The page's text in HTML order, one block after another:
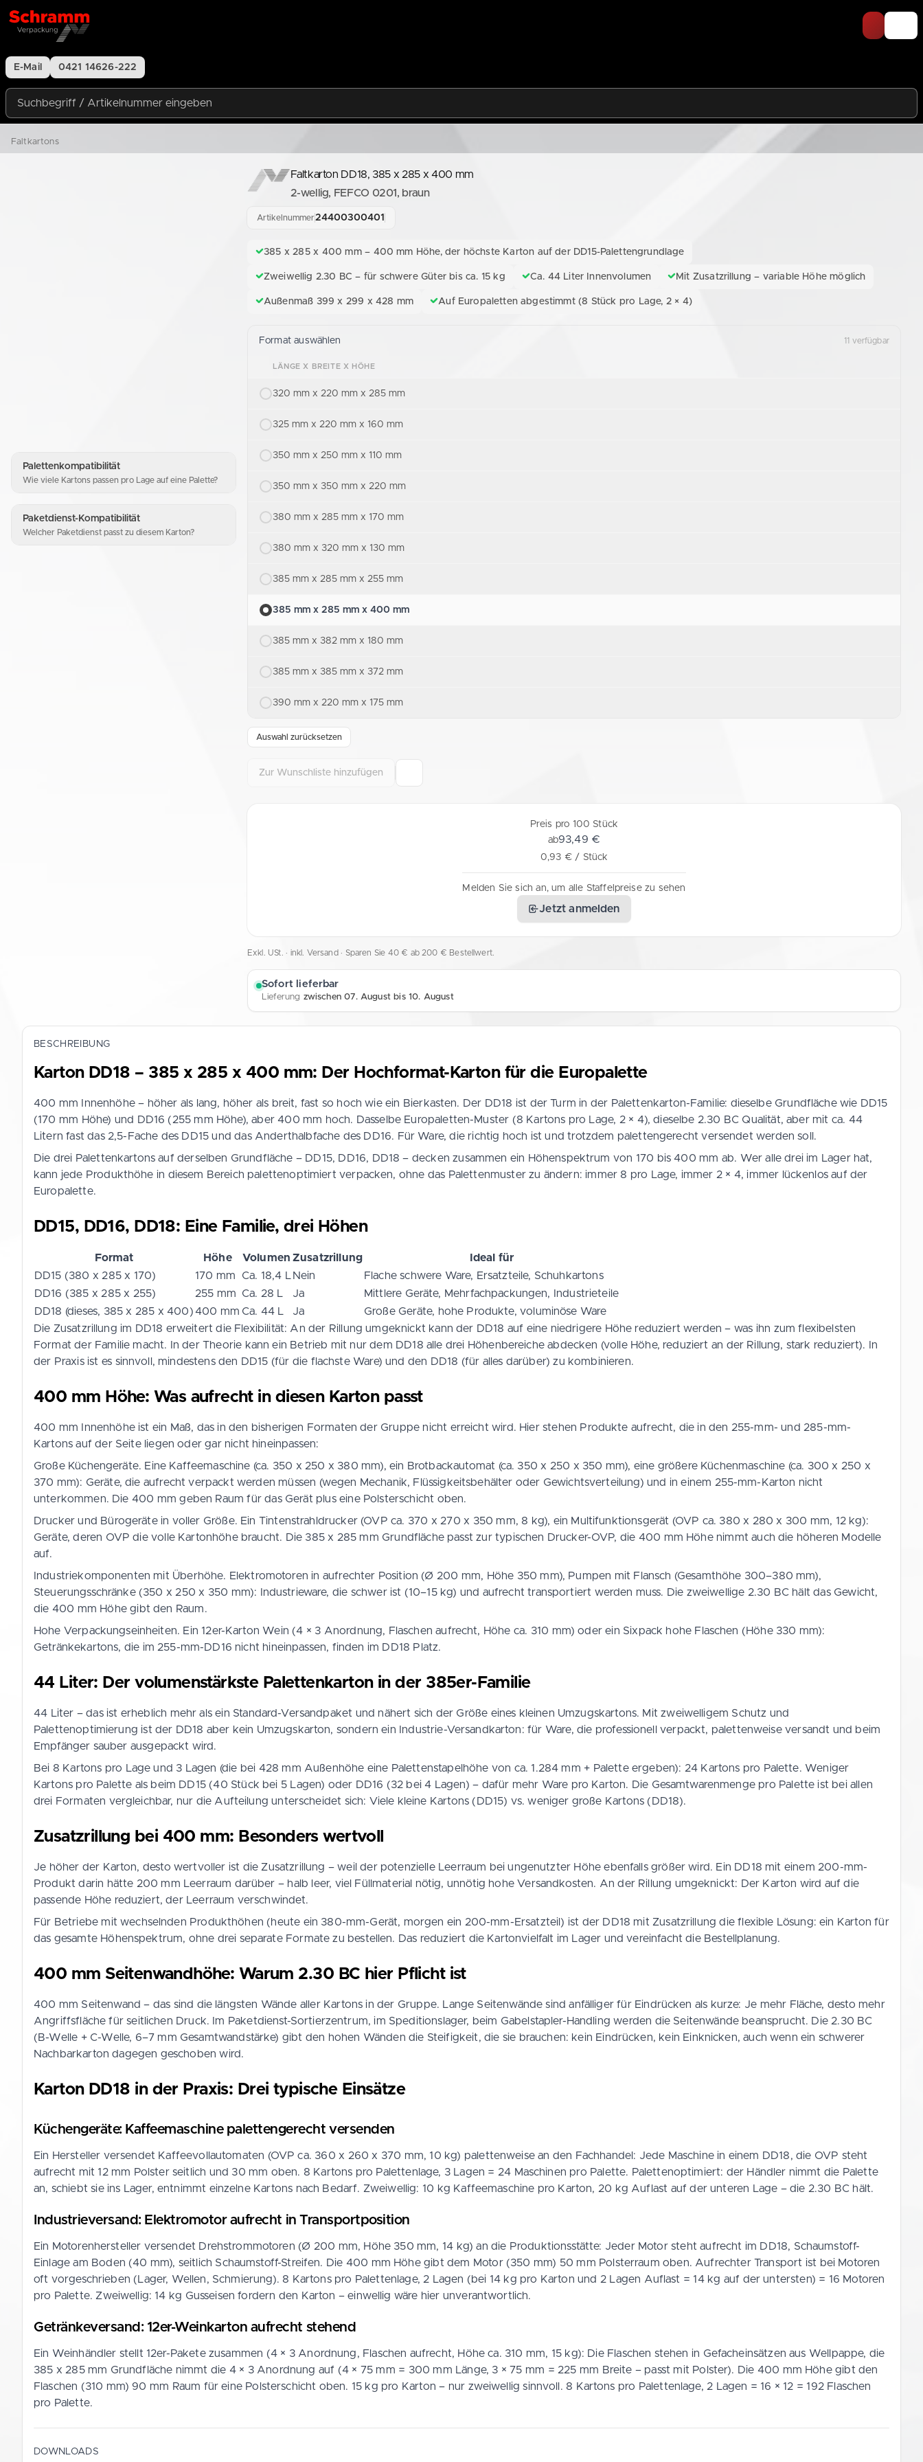
E-Mail 0421 14626-222
Suchbegriff / Artikelnummer eingeben
Faltkartons
Palettenkompatibilität
Wie viele Kartons passen pro Lage auf eine Palette?
Paketdienst-Kompatibilität
Welcher Paketdienst passt zu diesem Karton?
Faltkarton DD18, 385 x 285 x 400 mm
2-wellig, FEFCO 0201, braun
Artikelnummer24400300401
385 x 285 x 400 mm – 400 mm Höhe, der höchste Karton auf der DD15-Palettengrundlage
Zweiwellig 2.30 BC – für schwere Güter bis ca. 15 kg Ca. 44 Liter Innenvolumen Mit Zusatzrillung – variable Höhe möglich
Außenmaß 399 x 299 x 428 mm Auf Europaletten abgestimmt (8 Stück pro Lage, 2 × 4)
Format auswählen 11 verfügbar
LÄNGE X BREITE X HÖHE
320 mm x 220 mm x 285 mm
325 mm x 220 mm x 160 mm
350 mm x 250 mm x 110 mm
350 mm x 350 mm x 220 mm
380 mm x 285 mm x 170 mm
380 mm x 320 mm x 130 mm
385 mm x 285 mm x 255 mm
385 mm x 285 mm x 400 mm
385 mm x 382 mm x 180 mm
385 mm x 385 mm x 372 mm
390 mm x 220 mm x 175 mm
Auswahl zurücksetzen
Zur Wunschliste hinzufügen
Preis pro 100 Stück
ab93,49 €
0,93 € / Stück
Melden Sie sich an, um alle Staffelpreise zu sehen
Jetzt anmelden
Exkl. USt. · inkl. Versand· Sparen Sie 40 € ab 200 € Bestellwert.
Sofort lieferbar
Lieferung zwischen 07. August bis 10. August
BESCHREIBUNG
Karton DD18 – 385 x 285 x 400 mm: Der Hochformat-Karton für die Europalette
400 mm Innenhöhe – höher als lang, höher als breit, fast so hoch wie ein Bierkasten. Der DD18 ist der Turm in der Palettenkarton-Familie: dieselbe Grundfläche wie DD15
(170 mm Höhe) und DD16 (255 mm Höhe), aber 400 mm hoch. Dasselbe Europaletten-Muster (8 Kartons pro Lage, 2 × 4), dieselbe 2.30 BC Qualität, aber mit ca. 44
Litern fast das 2,5-Fache des DD15 und das Anderthalbfache des DD16. Für Ware, die richtig hoch ist und trotzdem palettengerecht versendet werden soll.
Die drei Palettenkartons auf derselben Grundfläche – DD15, DD16, DD18 – decken zusammen ein Höhenspektrum von 170 bis 400 mm ab. Wer alle drei im Lager hat,
kann jede Produkthöhe in diesem Bereich palettenoptimiert verpacken, ohne das Palettenmuster zu ändern: immer 8 pro Lage, immer 2 × 4, immer lückenlos auf der
Europalette.
DD15, DD16, DD18: Eine Familie, drei Höhen
Format Höhe Volumen Zusatzrillung
Ideal für
DD15 (380 x 285 x 170)
170 mm Ca. 18,4 L Nein
Flache schwere Ware, Ersatzteile, Schuhkartons
DD16 (385 x 285 x 255)
255 mm Ca. 28 L Ja
Mittlere Geräte, Mehrfachpackungen, Industrieteile
DD18 (dieses, 385 x 285 x 400)400 mm Ca. 44 L Ja
Große Geräte, hohe Produkte, voluminöse Ware
Die Zusatzrillung im DD18 erweitert die Flexibilität: An der Rillung umgeknickt kann der DD18 auf eine niedrigere Höhe reduziert werden – was ihn zum flexibelsten
Format der Familie macht. In der Theorie kann ein Betrieb mit nur dem DD18 alle drei Höhenbereiche abdecken (volle Höhe, reduziert an der Rillung, stark reduziert). In
der Praxis ist es sinnvoll, mindestens den DD15 (für die flachste Ware) und den DD18 (für alles darüber) zu kombinieren.
400 mm Höhe: Was aufrecht in diesen Karton passt
400 mm Innenhöhe ist ein Maß, das in den bisherigen Formaten der Gruppe nicht erreicht wird. Hier stehen Produkte aufrecht, die in den 255-mm- und 285-mm-
Kartons auf der Seite liegen oder gar nicht hineinpassen:
Große Küchengeräte. Eine Kaffeemaschine (ca. 350 x 250 x 380 mm), ein Brotbackautomat (ca. 350 x 250 x 350 mm), eine größere Küchenmaschine (ca. 300 x 250 x
370 mm): Geräte, die aufrecht verpackt werden müssen (wegen Mechanik, Flüssigkeitsbehälter oder Gewichtsverteilung) und in einem 255-mm-Karton nicht
unterkommen. Die 400 mm geben Raum für das Gerät plus eine Polsterschicht oben.
Drucker und Bürogeräte in voller Größe. Ein Tintenstrahldrucker (OVP ca. 370 x 270 x 350 mm, 8 kg), ein Multifunktionsgerät (OVP ca. 380 x 280 x 300 mm, 12 kg):
Geräte, deren OVP die volle Kartonhöhe braucht. Die 385 x 285 mm Grundfläche passt zur typischen Drucker-OVP, die 400 mm Höhe nimmt auch die höheren Modelle
auf.
Industriekomponenten mit Überhöhe. Elektromotoren in aufrechter Position (Ø 200 mm, Höhe 350 mm), Pumpen mit Flansch (Gesamthöhe 300–380 mm),
Steuerungsschränke (350 x 250 x 350 mm): Industrieware, die schwer ist (10–15 kg) und aufrecht transportiert werden muss. Die zweiwellige 2.30 BC hält das Gewicht,
die 400 mm Höhe gibt den Raum.
Hohe Verpackungseinheiten. Ein 12er-Karton Wein (4 × 3 Anordnung, Flaschen aufrecht, Höhe ca. 310 mm) oder ein Sixpack hohe Flaschen (Höhe 330 mm):
Getränkekartons, die im 255-mm-DD16 nicht hineinpassen, finden im DD18 Platz.
44 Liter: Der volumenstärkste Palettenkarton in der 385er-Familie
44 Liter – das ist erheblich mehr als ein Standard-Versandpaket und nähert sich der Größe eines kleinen Umzugskartons. Mit zweiwelligem Schutz und
Palettenoptimierung ist der DD18 aber kein Umzugskarton, sondern ein Industrie-Versandkarton: für Ware, die professionell verpackt, palettenweise versandt und beim
Empfänger sauber ausgepackt wird.
Bei 8 Kartons pro Lage und 3 Lagen (die bei 428 mm Außenhöhe eine Palettenstapelhöhe von ca. 1.284 mm + Palette ergeben): 24 Kartons pro Palette. Weniger
Kartons pro Palette als beim DD15 (40 Stück bei 5 Lagen) oder DD16 (32 bei 4 Lagen) – dafür mehr Ware pro Karton. Die Gesamtwarenmenge pro Palette ist bei allen
drei Formaten vergleichbar, nur die Aufteilung unterscheidet sich: Viele kleine Kartons (DD15) vs. weniger große Kartons (DD18).
Zusatzrillung bei 400 mm: Besonders wertvoll
Je höher der Karton, desto wertvoller ist die Zusatzrillung – weil der potenzielle Leerraum bei ungenutzter Höhe ebenfalls größer wird. Ein DD18 mit einem 200-mm-
Produkt darin hätte 200 mm Leerraum darüber – halb leer, viel Füllmaterial nötig, unnötig hohe Versandkosten. An der Rillung umgeknickt: Der Karton wird auf die
passende Höhe reduziert, der Leerraum verschwindet.
Für Betriebe mit wechselnden Produkthöhen (heute ein 380-mm-Gerät, morgen ein 200-mm-Ersatzteil) ist der DD18 mit Zusatzrillung die flexible Lösung: ein Karton für
das gesamte Höhenspektrum, ohne drei separate Formate zu bestellen. Das reduziert die Kartonvielfalt im Lager und vereinfacht die Bestellplanung.
400 mm Seitenwandhöhe: Warum 2.30 BC hier Pflicht ist
400 mm Seitenwand – das sind die längsten Wände aller Kartons in der Gruppe. Lange Seitenwände sind anfälliger für Eindrücken als kurze: Je mehr Fläche, desto mehr
Angriffsfläche für seitlichen Druck. Im Paketdienst-Sortierzentrum, im Speditionslager, beim Gabelstapler-Handling werden die Seitenwände beansprucht. Die 2.30 BC
(B-Welle + C-Welle, 6–7 mm Gesamtwandstärke) gibt den hohen Wänden die Steifigkeit, die sie brauchen: kein Eindrücken, kein Einknicken, auch wenn ein schwerer
Nachbarkarton dagegen geschoben wird.
Karton DD18 in der Praxis: Drei typische Einsätze
Küchengeräte: Kaffeemaschine palettengerecht versenden
Ein Hersteller versendet Kaffeevollautomaten (OVP ca. 360 x 260 x 370 mm, 10 kg) palettenweise an den Fachhandel: Jede Maschine in einem DD18, die OVP steht
aufrecht mit 12 mm Polster seitlich und 30 mm oben. 8 Kartons pro Palettenlage, 3 Lagen = 24 Maschinen pro Palette. Palettenoptimiert: der Händler nimmt die Palette
an, schiebt sie ins Lager, entnimmt einzelne Kartons nach Bedarf. Zweiwellig: 10 kg Kaffeemaschine pro Karton, 20 kg Auflast auf der unteren Lage – die 2.30 BC hält.
Industrieversand: Elektromotor aufrecht in Transportposition
Ein Motorenhersteller versendet Drehstrommotoren (Ø 200 mm, Höhe 350 mm, 14 kg) an die Produktionsstätte: Jeder Motor steht aufrecht im DD18, Schaumstoff-
Einlage am Boden (40 mm), seitlich Schaumstoff-Streifen. Die 400 mm Höhe gibt dem Motor (350 mm) 50 mm Polsterraum oben. Aufrechter Transport ist bei Motoren
oft vorgeschrieben (Lager, Wellen, Schmierung). 8 Kartons pro Palettenlage, 2 Lagen (bei 14 kg pro Karton und 2 Lagen Auflast = 14 kg auf der untersten) = 16 Motoren
pro Palette. Zweiwellig: 14 kg Gusseisen fordern den Karton – einwellig wäre hier unverantwortlich.
Getränkeversand: 12er-Weinkarton aufrecht stehend
Ein Weinhändler stellt 12er-Pakete zusammen (4 × 3 Anordnung, Flaschen aufrecht, Höhe ca. 310 mm, 15 kg): Die Flaschen stehen in Gefacheinsätzen aus Wellpappe, die
385 x 285 mm Grundfläche nimmt die 4 × 3 Anordnung auf (4 × 75 mm = 300 mm Länge, 3 × 75 mm = 225 mm Breite – passt mit Polster). Die 400 mm Höhe gibt den
Flaschen (310 mm) 90 mm Raum für eine Polsterschicht oben. 15 kg pro Karton – nur zweiwellig sinnvoll. 8 Kartons pro Palettenlage, 2 Lagen = 16 × 12 = 192 Flaschen
pro Palette.
DOWNLOADS